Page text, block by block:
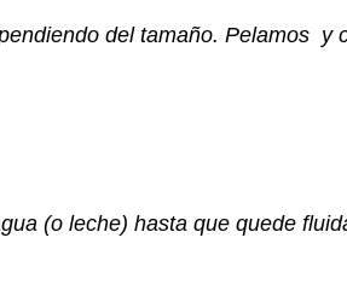
del tamaño. Pelamos y
(o leche) hasta que quede